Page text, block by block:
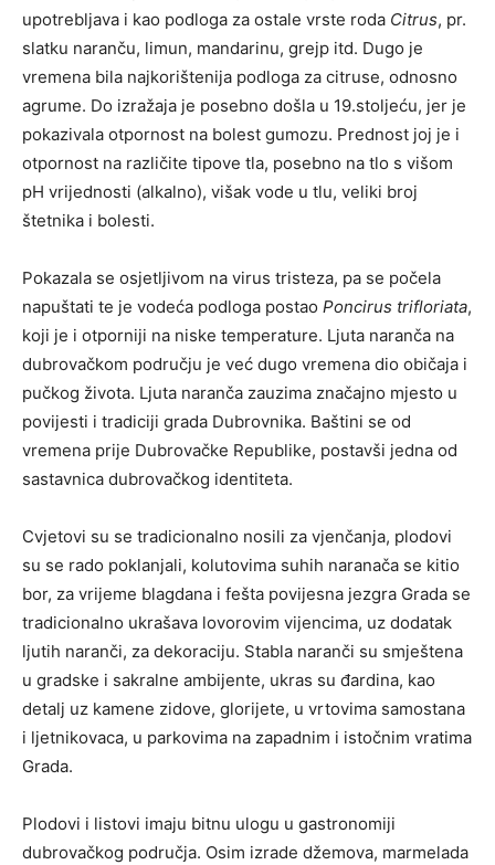
upotrebljava i kao podloga za ostale vrste roda Citrus, pr.
slatku naranču, limun, mandarinu, grejp itd. Dugo je
vremena bila najkorištenija podloga za citruse, odnosno
agrume. Do izražaja je posebno došla u 19.stoljeću, jer je
pokazivala otpornost na bolest gumozu. Prednost joj je i
otpornost na različite tipove tla, posebno na tlo s višom
pH vrijednosti (alkalno), višak vode u tlu, veliki broj
štetnika i bolesti.
Pokazala se osjetljivom na virus tristeza, pa se počela
napuštati te je vodeća podloga postao Poncirus trifloriata,
koji je i otporniji na niske temperature. Ljuta naranča na
dubrovačkom području je već dugo vremena dio običaja i
pučkog života. Ljuta naranča zauzima značajno mjesto u
povijesti i tradiciji grada Dubrovnika. Baštini se od
vremena prije Dubrovačke Republike, postavši jedna od
sastavnica dubrovačkog identiteta.
Cvjetovi su se tradicionalno nosili za vjenčanja, plodovi
su se rado poklanjali, kolutovima suhih naranača se kitio
bor, za vrijeme blagdana i fešta povijesna jezgra Grada se
tradicionalno ukrašava lovorovim vijencima, uz dodatak
ljutih naranči, za dekoraciju. Stabla naranči su smještena
u gradske i sakralne ambijente, ukras su đardina, kao
detalj uz kamene zidove, glorijete, u vrtovima samostana
i ljetnikovaca, u parkovima na zapadnim i istočnim vratima
Grada.
Plodovi i listovi imaju bitnu ulogu u gastronomiji
dubrovačkog područja. Osim izrade džemova, marmelada